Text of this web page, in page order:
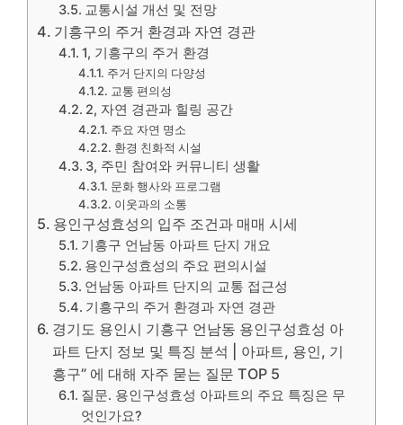
교통시설 개선 및 전망
기흥구의 주거 환경과 자연 경관
1, 기흥구의 주거 환경
주거 단지의 다양성
교통 편의성
2, 자연 경관과 힐링 공간
주요 자연 명소
환경 친화적 시설
3, 주민 참여와 커뮤니티 생활
문화 행사와 프로그램
이웃과의 소통
용인구성효성의 입주 조건과 매매 시세
기흥구 언남동 아파트 단지 개요
용인구성효성의 주요 편의시설
언남동 아파트 단지의 교통 접근성
기흥구의 주거 환경과 자연 경관
경기도 용인시 기흥구 언남동 용인구성효성 아
파트 단지 정보 및 특징 분석 | 아파트, 용인, 기
흥구” 에 대해 자주 묻는 질문 TOP 5
질문. 용인구성효성 아파트의 주요 특징은 무
엇인가요?